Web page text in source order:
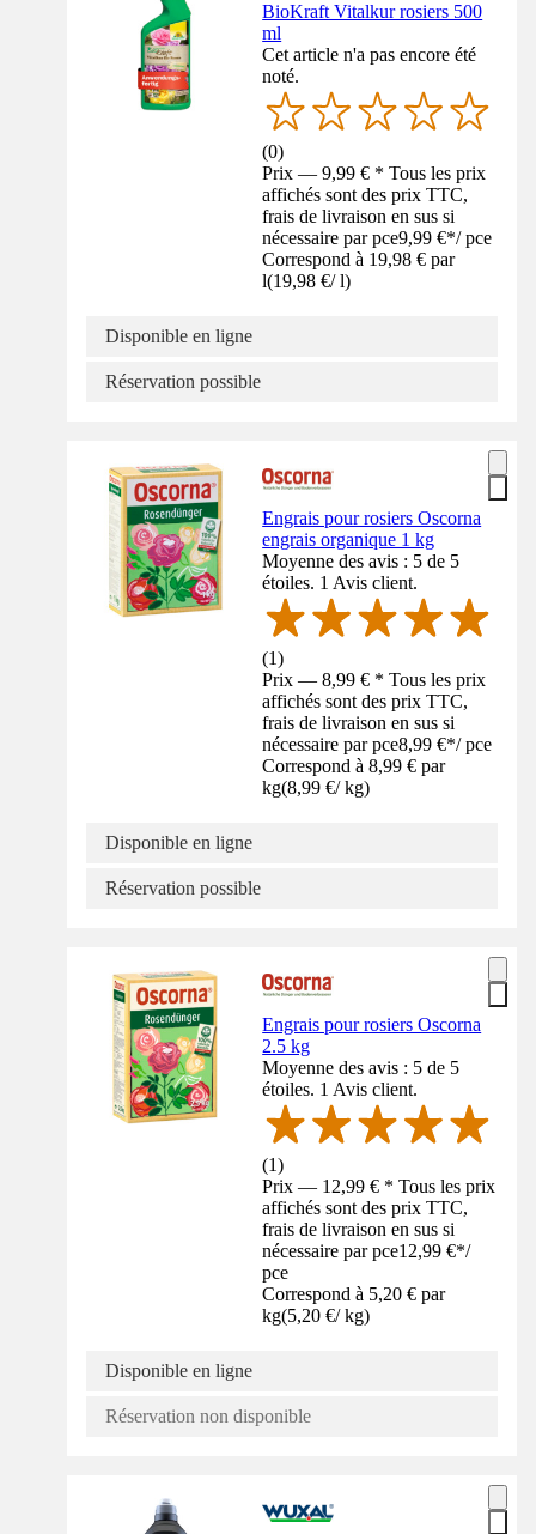
BioKraft Vitalkur rosiers 500
ml
Cet article n'a pas encore été
noté.
(0)
Prix — 9,99 € * Tous les prix
affichés sont des prix TTC,
frais de livraison en sus si
nécessaire par pce9,99 €*/ pce
Correspond à 19,98 € par
l(19,98 €/ l)
Disponible en ligne
Réservation possible
Engrais pour rosiers Oscorna
engrais organique 1 kg
Moyenne des avis : 5 de 5
étoiles. 1 Avis client.
(1)
Prix — 8,99 € * Tous les prix
affichés sont des prix TTC,
frais de livraison en sus si
nécessaire par pce8,99 €*/ pce
Correspond à 8,99 € par
kg(8,99 €/ kg)
Disponible en ligne
Réservation possible
Engrais pour rosiers Oscorna
2.5 kg
Moyenne des avis : 5 de 5
étoiles. 1 Avis client.
(1)
Prix — 12,99 € * Tous les prix
affichés sont des prix TTC,
frais de livraison en sus si
nécessaire par pce12,99 €*/
pce
Correspond à 5,20 € par
kg(5,20 €/ kg)
Disponible en ligne
Réservation non disponible